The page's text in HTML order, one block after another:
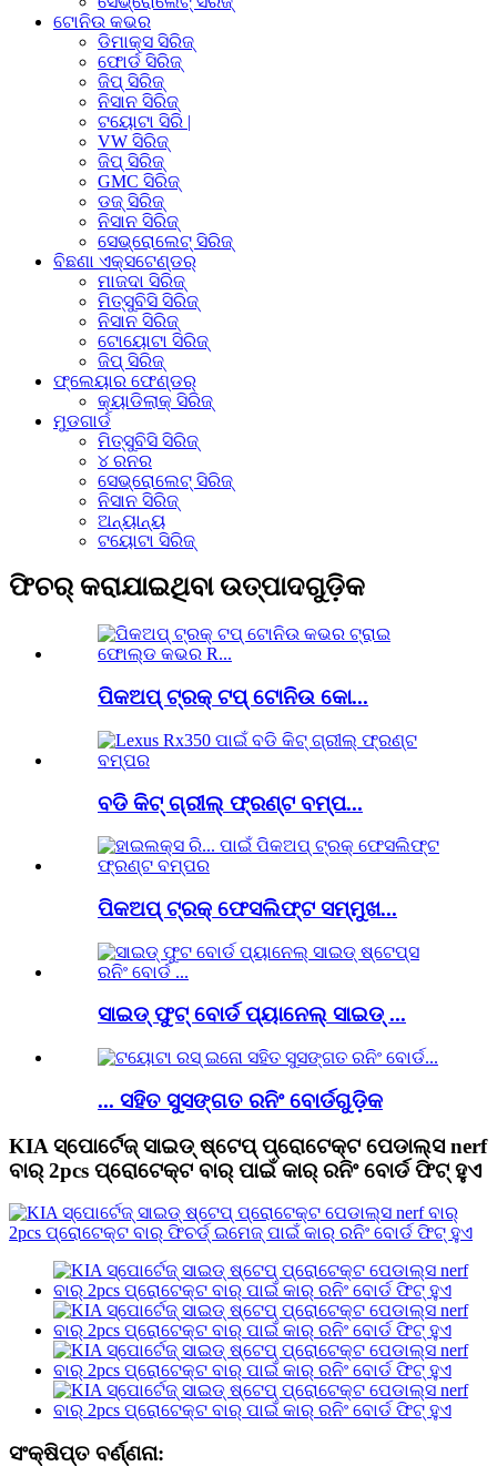
ଟୋନିଉ କଭର
ଡିମାକ୍ସ ସିରିଜ୍
ଫୋର୍ଡ ସିରିଜ୍
ଜିପ୍ ସିରିଜ୍
ନିସାନ ସିରିଜ୍
ଟୟୋଟା ସିରି |
VW ସିରିଜ୍
ଜିପ୍ ସିରିଜ୍
GMC ସିରିଜ୍
ଡଜ୍ ସିରିଜ୍
ନିସାନ ସିରିଜ୍
ସେଭ୍ରୋଲେଟ୍ ସିରିଜ୍
ବିଛଣା ଏକ୍ସଟେଣ୍ଡର୍
ମାଜଦା ସିରିଜ୍
ମିତ୍ସୁବିସି ସିରିଜ୍
ନିସାନ ସିରିଜ୍
ଟୋୟୋଟା ସିରିଜ୍
ଜିପ୍ ସିରିଜ୍
ଫ୍ଲେୟାର ଫେଣ୍ଡର୍
କ୍ୟାଡିଲାକ୍ ସିରିଜ୍
ମୁଡଗାର୍ଡ
ମିତ୍ସୁବିସି ସିରିଜ୍
୪ ରନର
ସେଭ୍ରୋଲେଟ୍ ସିରିଜ୍
ନିସାନ ସିରିଜ୍
ଅନ୍ୟାନ୍ୟ
ଟୟୋଟା ସିରିଜ୍
ଫିଚର୍ କରାଯାଇଥିବା ଉତ୍ପାଦଗୁଡ଼ିକ
ପିକଅପ୍ ଟ୍ରକ୍ ଟପ୍ ଟୋନିଉ କୋ...
ବଡି କିଟ୍ ଗ୍ରୀଲ୍ ଫ୍ରଣ୍ଟ ବମ୍ପ...
ପିକଅପ୍ ଟ୍ରକ୍ ଫେସଲିଫ୍ଟ ସମ୍ମୁଖ...
ସାଇଡ୍ ଫୁଟ୍ ବୋର୍ଡ ପ୍ୟାନେଲ୍ ସାଇଡ୍ ...
... ସହିତ ସୁସଙ୍ଗତ ରନିଂ ବୋର୍ଡଗୁଡ଼ିକ
KIA ସ୍ପୋର୍ଟେଜ୍ ସାଇଡ୍ ଷ୍ଟେପ୍ ପ୍ରୋଟେକ୍ଟ ପେଡାଲ୍ସ nerf
ବାର୍ 2pcs ପ୍ରୋଟେକ୍ଟ ବାର୍ ପାଇଁ କାର୍ ରନିଂ ବୋର୍ଡ ଫିଟ୍ ହୁଏ
ସଂକ୍ଷିପ୍ତ ବର୍ଣ୍ଣନା: